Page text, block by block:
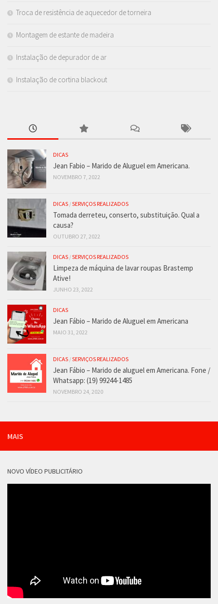
Troca de resistência de aquecedor de torneira
Montagem de estante de madeira
Instalação de depurador de ar
Instalação de cortina blackout
DICAS
Jean Fabio – Marido de Aluguel em Americana.
NOVEMBRO 7, 2022
DICAS /SERVIÇOS REALIZADOS
Tomada derreteu, conserto, substituição. Qual a
causa?
OUTUBRO 27, 2022
DICAS /SERVIÇOS REALIZADOS
Limpeza de máquina de lavar roupas Brastemp
Ative!
JUNHO 23, 2022
DICAS
Jean Fábio – Marido de Aluguel em Americana
MAIO 31, 2022
DICAS /SERVIÇOS REALIZADOS
Jean Fábio – Marido de aluguel em Americana. Fone /
Whatsapp: (19) 99244-1485
NOVEMBRO 24, 2020
MAIS
NOVO VÍDEO PUBLICITÁRIO